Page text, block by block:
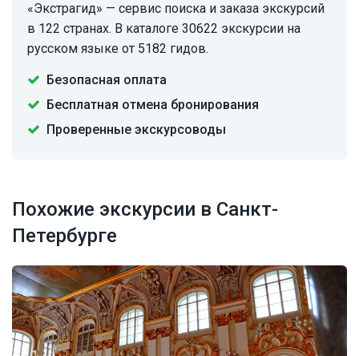
«Экстрагид» — сервис поиска и заказа экскурсий
в 122 странах. В каталоге 30622 экскурсии на
русском языке от 5182 гидов.
Безопасная оплата
Бесплатная отмена бронирования
Проверенные экскурсоводы
Похожие экскурсии в Санкт-
Петербурге